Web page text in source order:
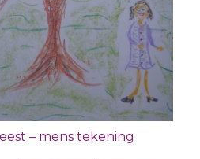
– mens tekening